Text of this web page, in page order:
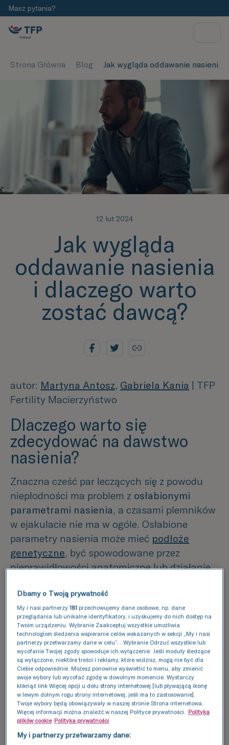
Masz pytania?
Strona Główna Blog Jak wygląda oddawanie nasienia?
12 lut 2024
Jak wygląda
oddawanie nasienia
i dlaczego warto
zostać dawcą?
autor: Martyna Antosz, Gabriela Kania | TFP
Fertility Macierzyństwo
Dlaczego warto się
zdecydować na dawstwo
nasienia?
Znaczna cześć par leczących się z powodu
niepłodności ma problem z osłabionymi
parametrami nasienia, a czasami plemników
w ejakulacie nie ma w ogóle. Osłabione
parametry nasienia może mieć podłoże
genetyczne, być spowodowane przez
nieprawidłowości anatomiczne lub działanie
Wykorzystywana w leczeniu onkologicznym
radio i chemioterapia może mieć działanie
gonadotoksyczne, czyli uszkadzać komórki
rozrodcze.
Dla par, które nie mogą wykorzystać
własnych komórek rozrodczychskorzystanie
z nasienia dawcymoże być jedyną szansą na
rodzicielstwo.
Dbamy o Twoją prywatność
My i nasi partnerzy181 przechowujemy dane osobowe, np. dane
przeglądania lub unikalne identyfikatory, i uzyskujemy do nich dostęp na
Twoim urządzeniu. Wybranie Zaakceptuj wszystkie umożliwia
technologiom śledzenia wspieranie celów wskazanych w sekcji „My i nasi
partnerzy przetwarzamy dane w celu”. . Wybranie Odrzuć wszystkie lub
wycofanie Twojej zgody spowoduje ich wyłączenie. Jeśli moduły śledzące
są wyłączone, niektóre treści i reklamy, które widzisz, mogą nie być dla
Ciebie odpowiednie. Możesz ponownie wyświetlić to menu, aby zmienić
swoje wybory lub wycofać zgodę w dowolnym momencie. Wystarczy
kliknąć link Więcej opcji u dołu strony internetowej [lub pływającą ikonę
w lewym dolnym rogu strony internetowej, jeśli ma to zastosowanie].
Twoje wybory będą obowiązywały w naszej stronie Strona internetowa.
Więcej informacji można znaleźć w naszej Polityce prywatności. Polityka
plików cookie Polityka prywatności
My i partnerzy przetwarzamy dane: